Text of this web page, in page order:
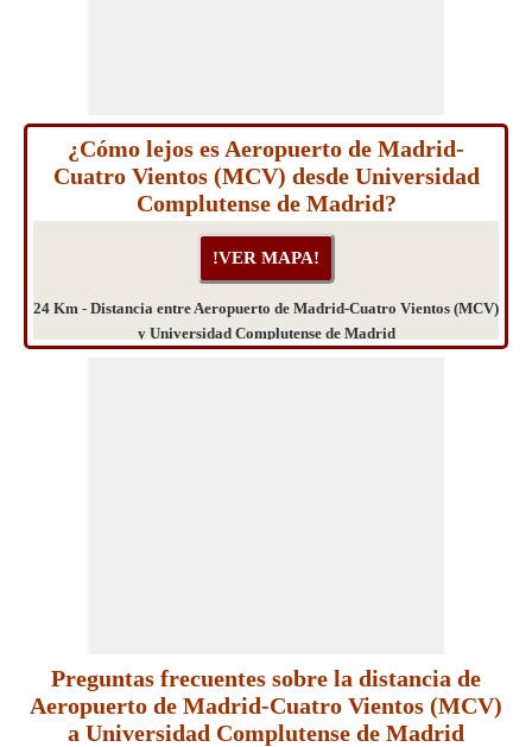
¿Cómo lejos es Aeropuerto de Madrid-
Cuatro Vientos (MCV) desde Universidad
Complutense de Madrid?
24 Km - Distancia entre Aeropuerto de Madrid-Cuatro Vientos (MCV)
y Universidad Complutense de Madrid
Preguntas frecuentes sobre la distancia de
Aeropuerto de Madrid-Cuatro Vientos (MCV)
a Universidad Complutense de Madrid